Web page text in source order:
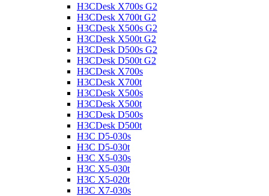
H3CDesk X700s G2
H3CDesk X700t G2
H3CDesk X500s G2
H3CDesk X500t G2
H3CDesk D500s G2
H3CDesk D500t G2
H3CDesk X700s
H3CDesk X700t
H3CDesk X500s
H3CDesk X500t
H3CDesk D500s
H3CDesk D500t
H3C D5-030s
H3C D5-030t
H3C X5-030s
H3C X5-030t
H3C X5-020t
H3C X7-030s